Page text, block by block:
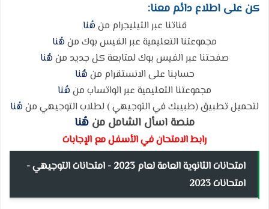
كن على اطلاع دائم معنا:
قناتنا عبر التيليجرام منهُنا
مجموعتنا التعليمية عبر الفيس بوك منهُنا
صفحتنا عبر الفيس بوك لمتابعة كل جديد منهُنا
حسابنا على الانستقرام منهُنا
مجموعتنا التعليمية عبر الواتساب منهُنا
لتحميل تطبيق (طبيبك في التوجيهي ) لطلاب التوجيهي منهُنا
منصة اسأل الشامل من هُنا
رابط الامتحان في الأسفل مع الإجابات
امتحانات الثانوية العامة لعام 2023 - امتحانات التوجيهي -
امتحانات 2023